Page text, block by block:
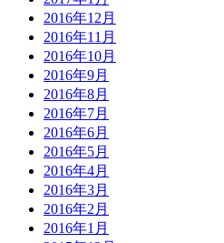
2016年12月
2016年11月
2016年10月
2016年9月
2016年8月
2016年7月
2016年6月
2016年5月
2016年4月
2016年3月
2016年2月
2016年1月